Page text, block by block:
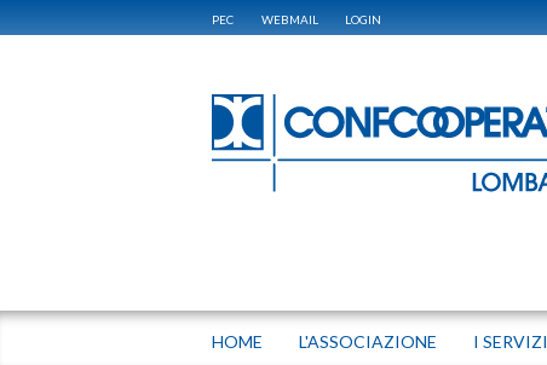
PEC WEBMAIL LOGIN
HOME L'ASSOCIAZIONE I SERVIZI